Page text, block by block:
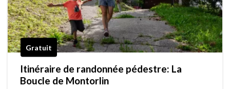
Gratuit
Itinéraire de randonnée pédestre: La
Boucle de Montorlin